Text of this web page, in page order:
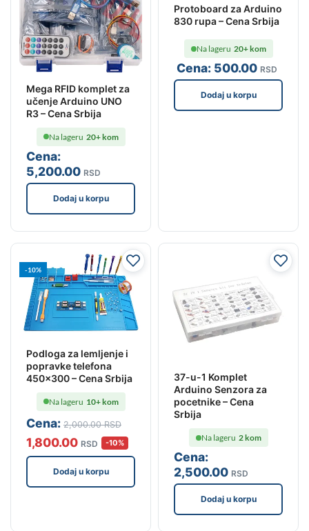
Mega RFID komplet za
učenje Arduino UNO
R3 – Cena Srbija
Cena:
5,200.00 RSD
Na lageru 20+ kom
Dodaj u korpu
Protoboard za Arduino
830 rupa – Cena Srbija
Cena: 500.00 RSD
Na lageru 20+ kom
Dodaj u korpu
-10%
Podloga za lemljenje i
popravke telefona
450×300 – Cena Srbija
Cena: 2,000.00 RSD
1,800.00 RSD -10%
Na lageru 10+ kom
Dodaj u korpu
37-u-1 Komplet
Arduino Senzora za
pocetnike – Cena
Srbija
Cena:
2,500.00 RSD
Na lageru 2 kom
Dodaj u korpu